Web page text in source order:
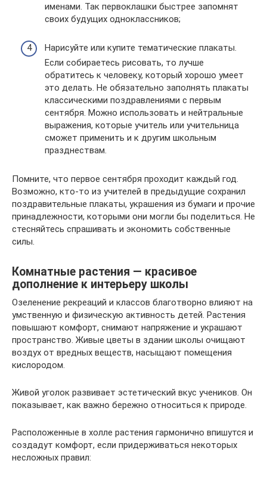
именами. Так первоклашки быстрее запомнят
своих будущих одноклассников;
Нарисуйте или купите тематические плакаты.
Если собираетесь рисовать, то лучше
обратитесь к человеку, который хорошо умеет
это делать. Не обязательно заполнять плакаты
классическими поздравлениями с первым
сентября. Можно использовать и нейтральные
выражения, которые учитель или учительница
сможет применить и к другим школьным
празднествам.
Помните, что первое сентября проходит каждый год.
Возможно, кто-то из учителей в предыдущие сохранил
поздравительные плакаты, украшения из бумаги и прочие
принадлежности, которыми они могли бы поделиться. Не
стесняйтесь спрашивать и экономить собственные
силы.
Комнатные растения — красивое
дополнение к интерьеру школы
Озеленение рекреаций и классов благотворно влияют на
умственную и физическую активность детей. Растения
повышают комфорт, снимают напряжение и украшают
пространство. Живые цветы в здании школы очищают
воздух от вредных веществ, насыщают помещения
кислородом.
Живой уголок развивает эстетический вкус учеников. Он
показывает, как важно бережно относиться к природе.
Расположенные в холле растения гармонично впишутся и
создадут комфорт, если придерживаться некоторых
несложных правил: